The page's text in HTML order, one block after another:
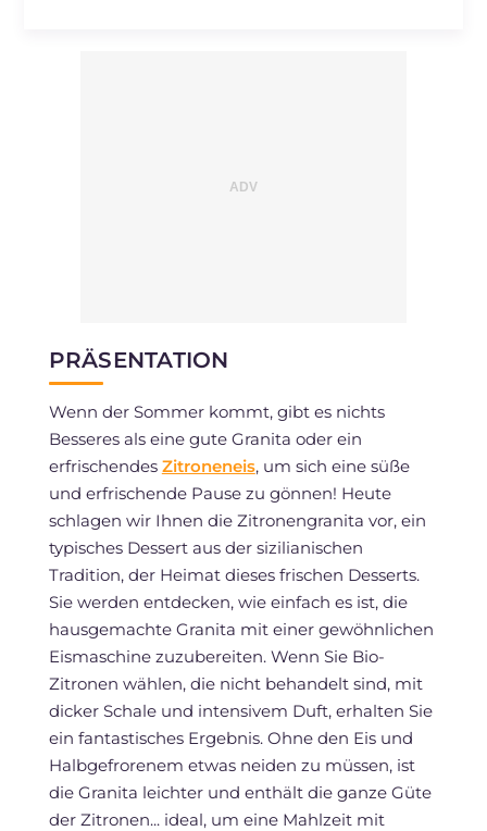
PRÄSENTATION
Wenn der Sommer kommt, gibt es nichts
Besseres als eine gute Granita oder ein
erfrischendes Zitroneneis, um sich eine süße
und erfrischende Pause zu gönnen! Heute
schlagen wir Ihnen die Zitronengranita vor, ein
typisches Dessert aus der sizilianischen
Tradition, der Heimat dieses frischen Desserts.
Sie werden entdecken, wie einfach es ist, die
hausgemachte Granita mit einer gewöhnlichen
Eismaschine zuzubereiten. Wenn Sie Bio-
Zitronen wählen, die nicht behandelt sind, mit
dicker Schale und intensivem Duft, erhalten Sie
ein fantastisches Ergebnis. Ohne den Eis und
Halbgefrorenem etwas neiden zu müssen, ist
die Granita leichter und enthält die ganze Güte
der Zitronen... ideal, um eine Mahlzeit mit